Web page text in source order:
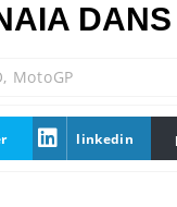
, MotoGP
linkedin